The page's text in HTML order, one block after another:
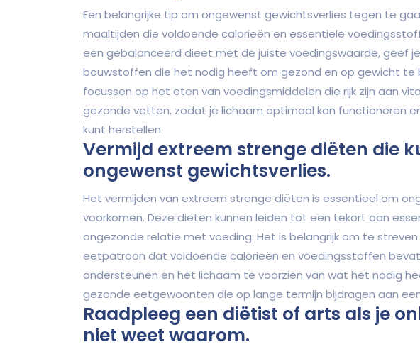
Een belangrijke tip om ongewenst gewichtsverlies tegen te
maaltijden die voldoende calorieën en essentiële
een gebalanceerd dieet met de juiste voedingswaarde, geef
bouwstoffen die het nodig heeft om gezond en op gewicht te
focussen op het eten van voedingsmiddelen die rijk zijn aan
gezonde vetten, zodat je lichaam optimaal kan functioneren
kunt herstellen.
Vermijd extreem strenge diëten die
ongewenst gewichtsverlies.
Het vermijden van extreem strenge diëten is essentieel om
voorkomen. Deze diëten kunnen leiden tot een tekort aan
ongezonde relatie met voeding. Het is belangrijk om te
eetpatroon dat voldoende calorieën en voedingsstoffen
ondersteunen en het lichaam te voorzien van wat het nodig
gezonde eetgewoonten die op lange termijn bijdragen aan
Raadpleeg een diëtist of arts als je
niet weet waarom.